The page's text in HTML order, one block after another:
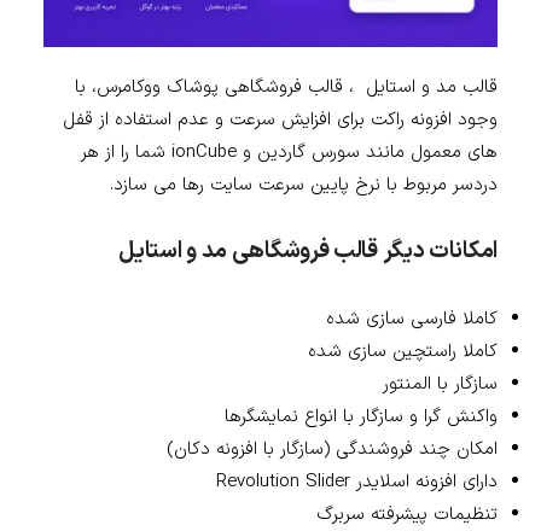
قالب مد و استایل ، قالب فروشگاهی پوشاک ووکامرس، با
وجود افزونه راکت برای افزایش سرعت و عدم استفاده از قفل
های معمول مانند سورس گاردین و ionCube شما را از هر
دردسر مربوط با نرخ پایین سرعت سایت رها می سازد.
امکانات دیگر قالب فروشگاهی مد و استایل
کاملا فارسی سازی شده
کاملا راستچین سازی شده
سازگار با المنتور
واکنش گرا و سازگار با انواع نمایشگرها
امکان چند فروشندگی (سازگار با افزونه دکان)
دارای افزونه اسلایدر Revolution Slider
تنظیمات پیشرفته سربرگ